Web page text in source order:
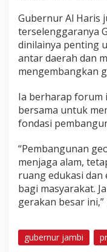
Gubernur Al Haris
terselenggaranya
dinilainya penting
antar daerah dan
mengembangkan
Ia berharap forum
bersama untuk
fondasi
“Pembangunan
menjaga alam,
ruang edukasi
bagi masyarakat.
gerakan besar
gubernur jambi